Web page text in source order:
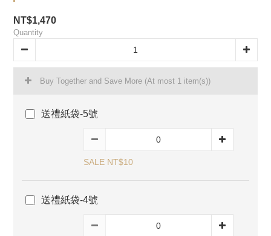
NT$1,470
Quantity
Buy Together and Save More (At most 1 item(s))
送禮紙袋-5號
SALE NT$10
送禮紙袋-4號